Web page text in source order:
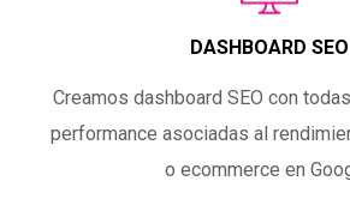
DASHBOARD SEO
Creamos dashboard SEO con
performance asociadas al
o ecommerce en